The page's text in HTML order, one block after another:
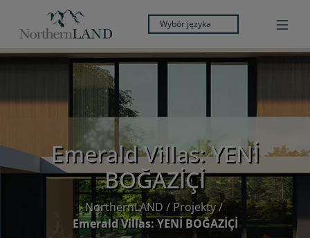
Wybór języka
Emerald Villas: YENİ
BOĞAZİÇİ
NorthernLAND / Projekty/
Emerald Villas: YENİ BOĞAZİÇİ